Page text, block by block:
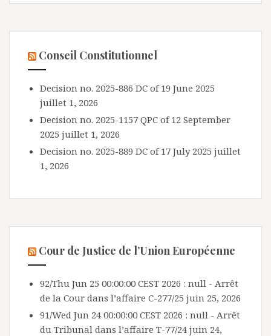
Conseil Constitutionnel
Decision no. 2025-886 DC of 19 June 2025
juillet 1, 2026
Decision no. 2025-1157 QPC of 12 September
2025 juillet 1, 2026
Decision no. 2025-889 DC of 17 July 2025 juillet
1, 2026
Cour de Justice de l’Union Européenne
92/Thu Jun 25 00:00:00 CEST 2026 : null - Arrêt
de la Cour dans l’affaire C-277/25 juin 25, 2026
91/Wed Jun 24 00:00:00 CEST 2026 : null - Arrêt
du Tribunal dans l’affaire T-77/24 juin 24,